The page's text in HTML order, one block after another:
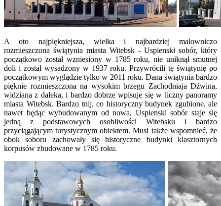
A oto najpiękniejsza, wielka i najbardziej malowniczo
rozmieszczona świątynia miasta Witebsk - Uspienski sobór, który
początkowo został wzniesiony w 1785 roku, nie uniknął smutnej
doli i został wysadzony w 1937 roku. Przywrócili tę świątynię po
początkowym wyglądzie tylko w 2011 roku. Dana świątynia bardzo
pięknie rozmieszczona na wysokim brzegu Zachodniaja Dźwina,
widziana z daleka, i bardzo dobrze wpisuje się w liczny panoramy
miasta Witebsk. Bardzo tnij, co historyczny budynek zgubione, ale
nawet będąc wybudowanym od nowa, Uspienski sobór staje się
jedną z podstawowych osobliwości Witebsku i bardzo
przyciągającym turystycznym obiektem. Musi także wspomnieć, że
obok soboru zachowały się historyczne budynki klasztornych
korpusów zbudowane w 1785 roku.